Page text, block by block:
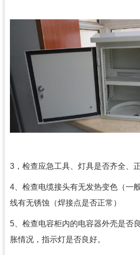
3，检查应急工具、灯具是否齐全、正
4、检查电缆接头有无发热变色（一
线有无锈蚀（焊接点是否正常）
5、检查电容柜内的电容器外壳是否
胀情况，指示灯是否良好。